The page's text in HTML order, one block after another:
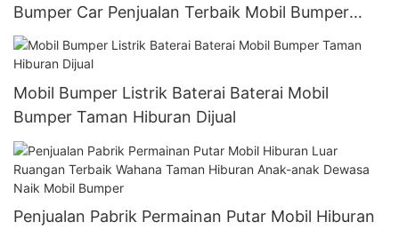
Bumper Car Penjualan Terbaik Mobil Bumper
Listrik Untuk Anak-Anak
Mobil Bumper Listrik Baterai Baterai Mobil
Bumper Taman Hiburan Dijual
Penjualan Pabrik Permainan Putar Mobil Hiburan